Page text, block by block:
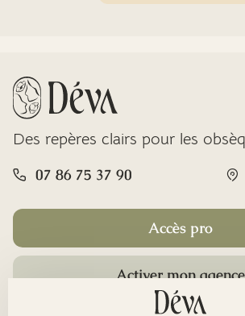
Des repères clairs pour les
07 86 75 37 90
Accès pro
Activer mon agence